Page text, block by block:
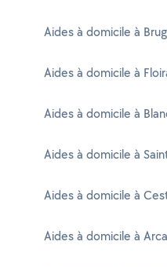
Aides à domicile à
Aides à domicile à
Aides à domicile à
Aides à domicile à
Aides à domicile à
Aides à domicile à